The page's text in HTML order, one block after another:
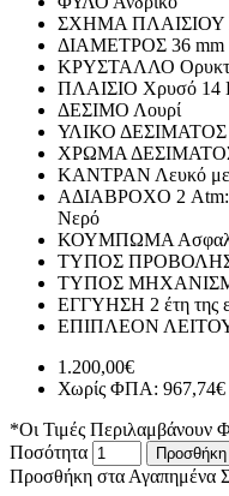
ΣΧΗΜΑ ΠΛΑΙΣΙΟΥ
ΔΙΑΜΕΤΡΟΣ 36 mm
ΚΡΥΣΤΑΛΛΟ
ΠΛΑΙΣΙΟ Χρυσό 14
ΔΕΣΙΜΟ Λουρί
ΥΛΙΚΟ ΔΕΣΙΜΑΤΟΣ
ΧΡΩΜΑ
ΚΑΝΤΡΑΝ Λευκό με
ΑΔΙΑΒΡΟΧΟ 2
Νερό
ΚΟΥΜΠΩΜΑ
ΤΥΠΟΣ
ΤΥΠΟΣ
ΕΓΓΥΗΣΗ 2 έτη της
ΕΠΙΠΛΕΟΝ
1.200,00€
Χωρίς ΦΠΑ: 967,74€
*Οι Τιμές
Ποσότητα
Προσθήκη
Προσθήκη στα Αγαπημένα